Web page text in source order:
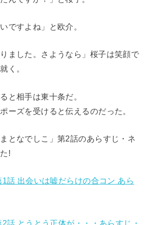
ですよね」と欧介。
ました。さようなら」桜子は笑顔で
く。
と相手は東十条だ。
ーズを受けると伝えるのだった。
となでしこ」第2話のあらすじ・ネ
!
話 出会いは嘘だらけの合コン あら
話 とうとう正体が・・・あらすじ・